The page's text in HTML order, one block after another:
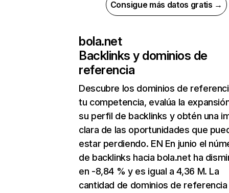
Consigue más datos gratis →
bola.net
Backlinks y dominios de
referencia
Descubre los dominios de
tu competencia, evalúa la
su perfil de backlinks y obtén una
clara de las oportunidades que
estar perdiendo. EN En junio el
de backlinks hacia bola.net ha
en -8,84 % y es igual a 4,36 M. La
cantidad de dominios de referencia